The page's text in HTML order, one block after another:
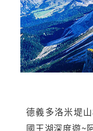
德義多洛米堤
國王湖深度遊~